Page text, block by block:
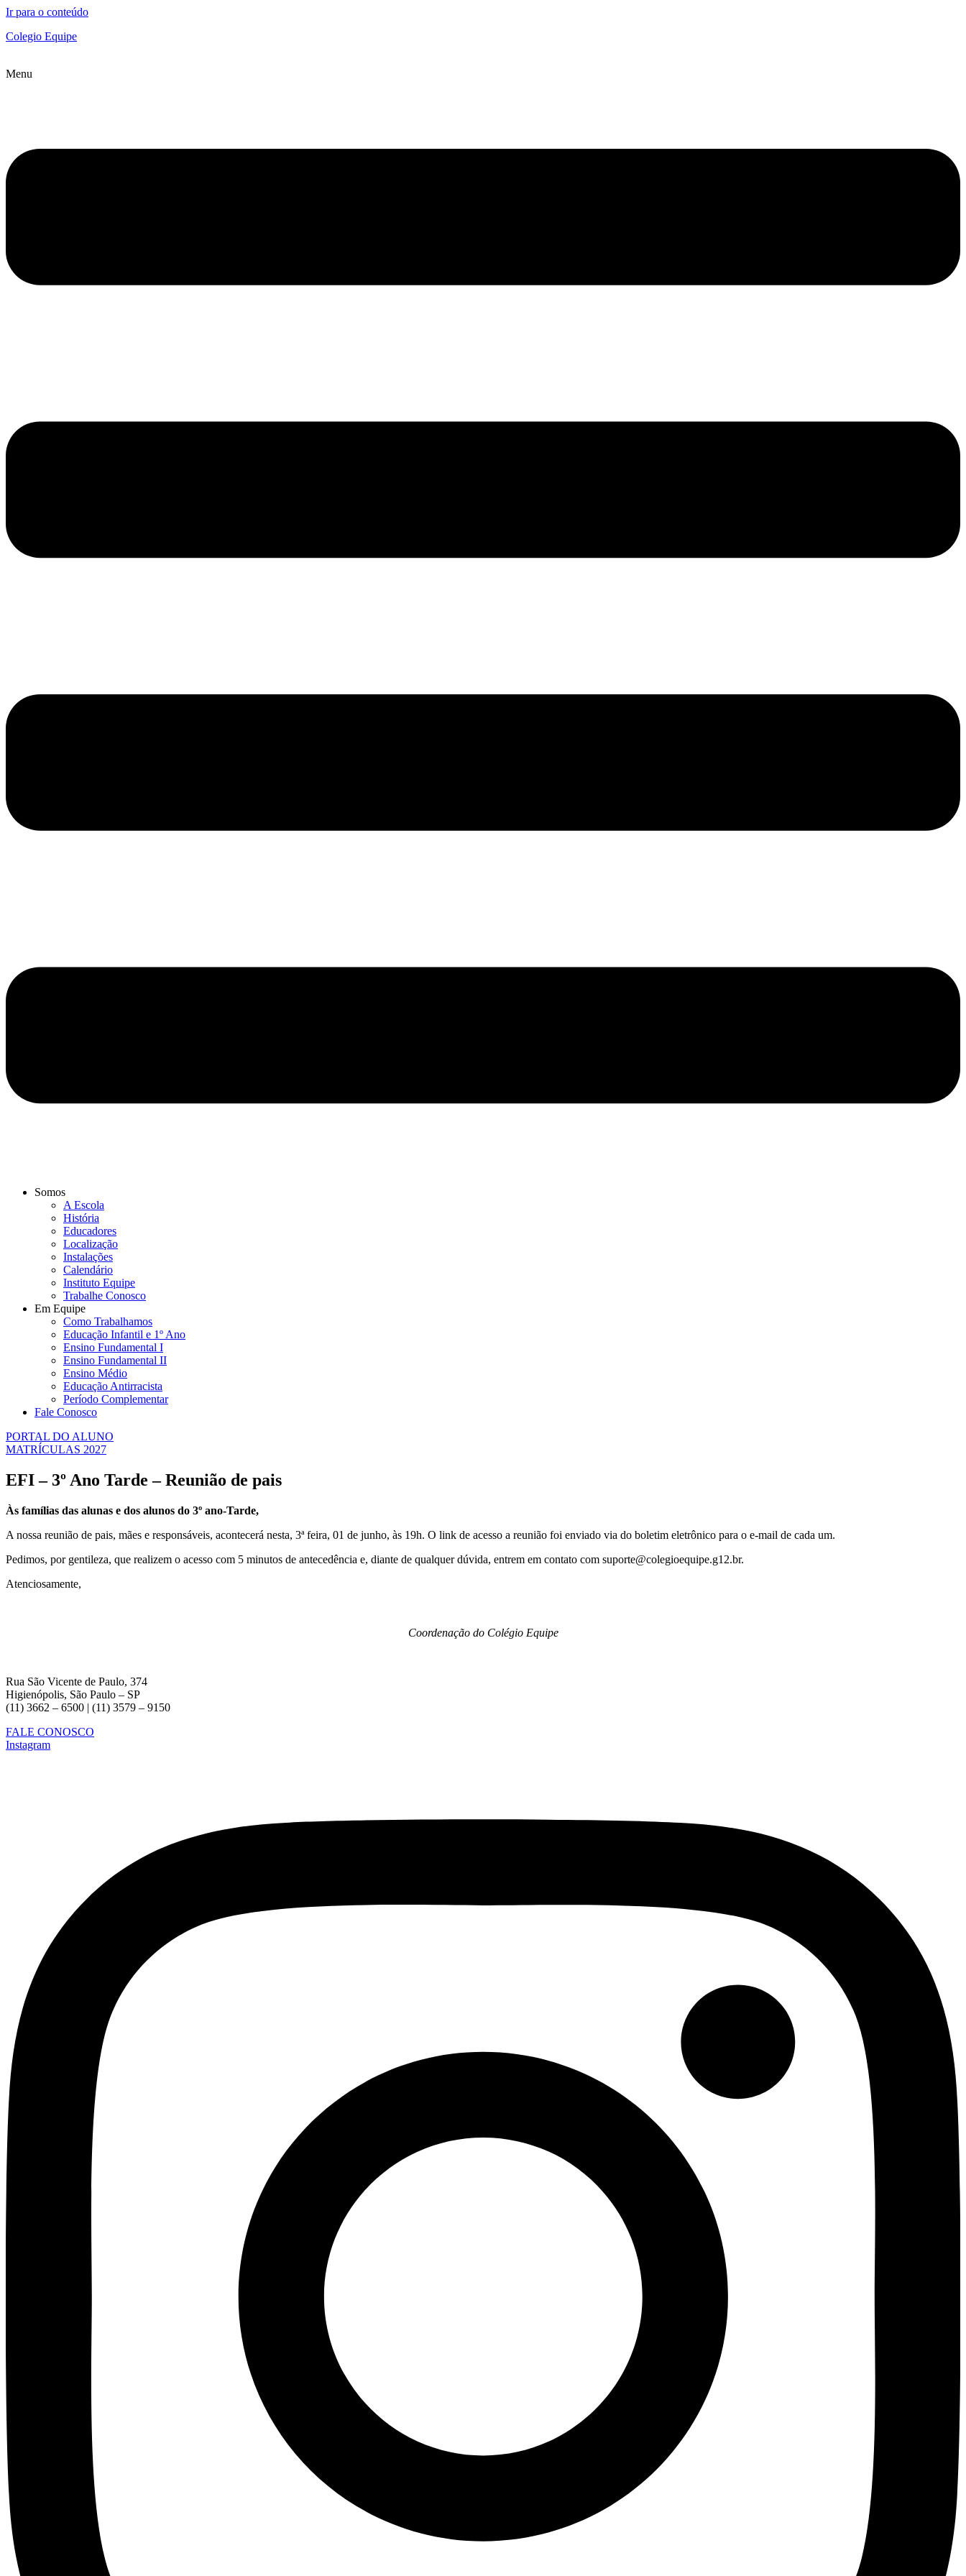
Ir para o conteúdo
Colegio Equipe
Menu
Somos
A Escola
História
Educadores
Localização
Instalações
Calendário
Instituto Equipe
Trabalhe Conosco
Em Equipe
Como Trabalhamos
Educação Infantil e 1º Ano
Ensino Fundamental I
Ensino Fundamental II
Ensino Médio
Educação Antirracista
Período Complementar
Fale Conosco
PORTAL DO ALUNO
MATRÍCULAS 2027
EFI – 3º Ano Tarde – Reunião de pais
Às famílias das alunas e dos alunos do 3º ano-Tarde,
A nossa reunião de pais, mães e responsáveis, acontecerá nesta, 3ª feira, 01 de junho, às 19h. O link de acesso a reunião foi enviado via do boletim eletrônico para o e-mail de cada um.
Pedimos, por gentileza, que realizem o acesso com 5 minutos de antecedência e, diante de qualquer dúvida, entrem em contato com suporte@colegioequipe.g12.br.
Atenciosamente,
Coordenação do Colégio Equipe
Rua São Vicente de Paulo, 374
Higienópolis, São Paulo – SP
(11) 3662 – 6500 | (11) 3579 – 9150
FALE CONOSCO
Instagram